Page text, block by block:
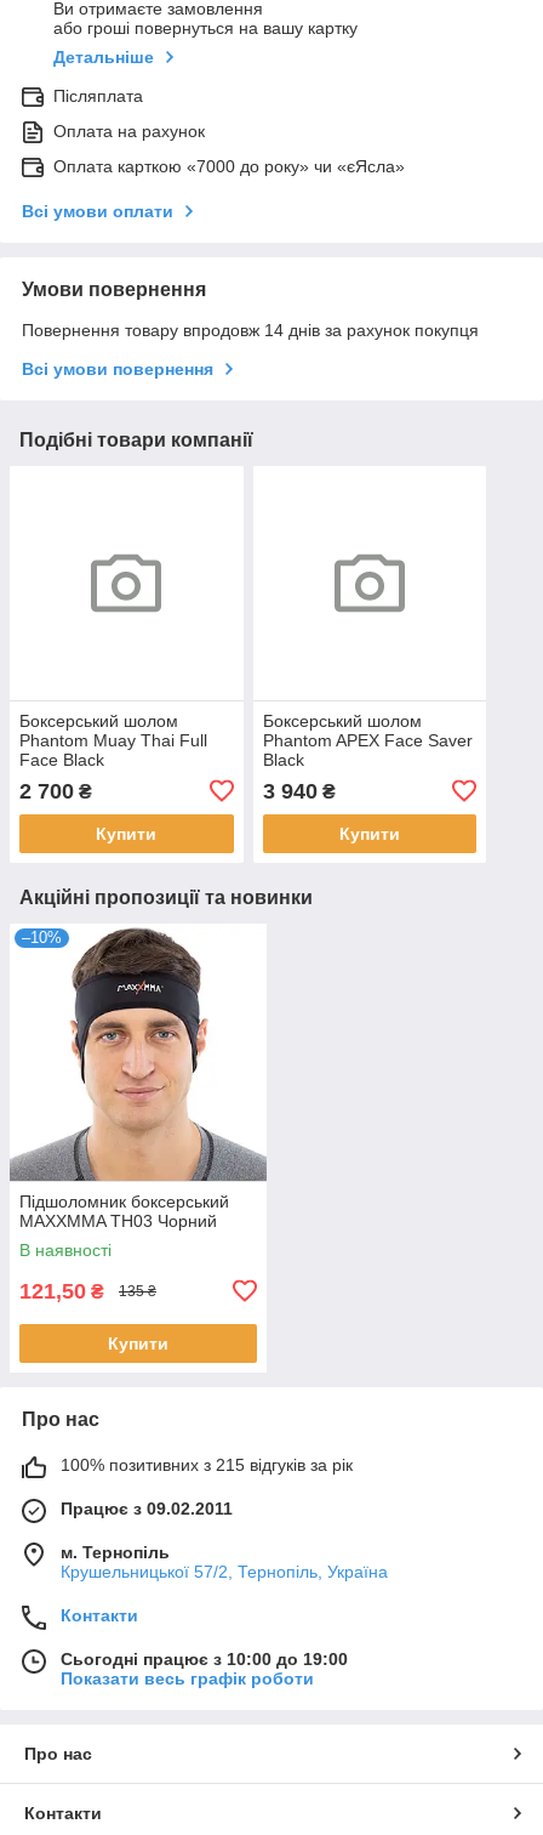
Ви отримаєте замовлення
або гроші повернуться на вашу картку
Детальніше
Післяплата
Оплата на рахунок
Оплата карткою «7000 до року» чи «єЯсла»
Всі умови оплати
Умови повернення
Повернення товару впродовж 14 днів за рахунок покупця
Всі умови повернення
Подібні товари компанії
Боксерський шолом
Phantom Muay Thai Full
Face Black
2 700 ₴
Купити
Боксерський шолом
Phantom APEX Face Saver
Black
3 940₴
Купити
Акційні пропозиції та новинки
–10%
Підшоломник боксерський
MAXXMMA TH03 Чорний
В наявності
121,50 ₴ 135 ₴
Купити
Про нас
100% позитивних з 215 відгуків за рік
Працює з 09.02.2011
м. Тернопіль
Крушельницької 57/2, Тернопіль, Україна
Контакти
Сьогодні працює з 10:00 до 19:00
Показати весь графік роботи
Про нас
Контакти